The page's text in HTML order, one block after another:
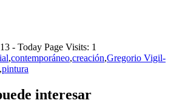
- Today Page Visits: 1
,contemporáneo,creación,Gregorio Vigil-
,pintura
interesar